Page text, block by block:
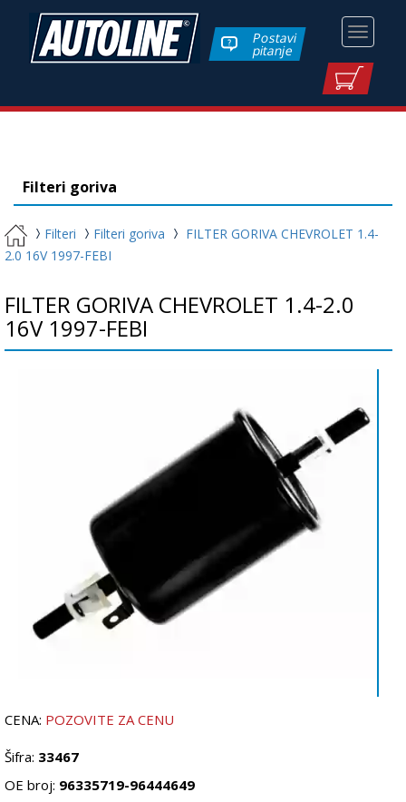
Toggle
Postavi
pitanje
Filteri goriva
Filteri Filteri goriva
FILTER GORIVA CHEVROLET 1.4-
2.0 16V 1997-FEBI
FILTER GORIVA CHEVROLET 1.4-2.0
16V 1997-FEBI
CENA: POZOVITE ZA CENU
Šifra: 33467
OE broj: 96335719-96444649